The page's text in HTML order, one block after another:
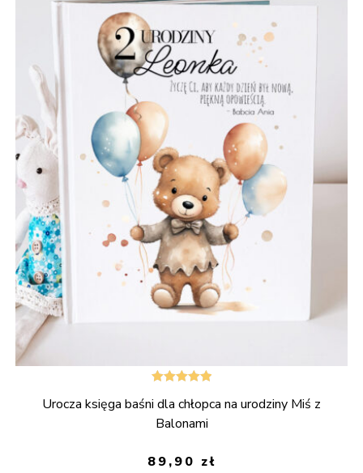
5.00na 5
Urocza księga baśni dla chłopca na urodziny Miś z
Balonami
89,90 zł